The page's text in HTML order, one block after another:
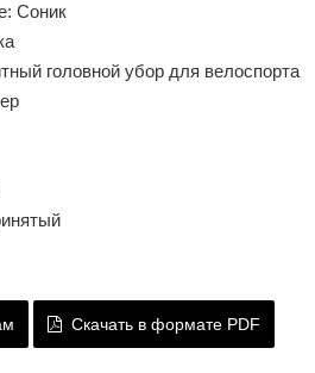
Соник
головной убор для велоспорта
Скачать в формате PDF